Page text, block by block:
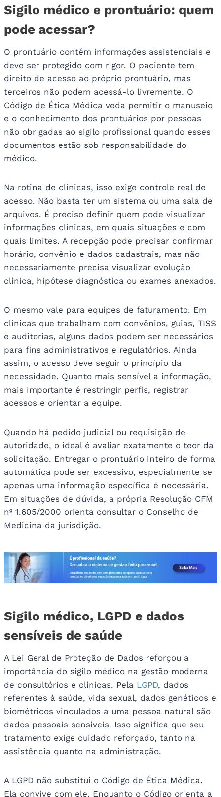
Sigilo médico e prontuário: quem
pode acessar?
O prontuário contém informações assistenciais e
deve ser protegido com rigor. O paciente tem
direito de acesso ao próprio prontuário, mas
terceiros não podem acessá-lo livremente. O
Código de Ética Médica veda permitir o manuseio
e o conhecimento dos prontuários por pessoas
não obrigadas ao sigilo profissional quando esses
documentos estão sob responsabilidade do
médico.
Na rotina de clínicas, isso exige controle real de
acesso. Não basta ter um sistema ou uma sala de
arquivos. É preciso definir quem pode visualizar
informações clínicas, em quais situações e com
quais limites. A recepção pode precisar confirmar
horário, convênio e dados cadastrais, mas não
necessariamente precisa visualizar evolução
clínica, hipótese diagnóstica ou exames anexados.
O mesmo vale para equipes de faturamento. Em
clínicas que trabalham com convênios, guias, TISS
e auditorias, alguns dados podem ser necessários
para fins administrativos e regulatórios. Ainda
assim, o acesso deve seguir o princípio da
necessidade. Quanto mais sensível a informação,
mais importante é restringir perfis, registrar
acessos e orientar a equipe.
Quando há pedido judicial ou requisição de
autoridade, o ideal é avaliar exatamente o teor da
solicitação. Entregar o prontuário inteiro de forma
automática pode ser excessivo, especialmente se
apenas uma informação específica é necessária.
Em situações de dúvida, a própria Resolução CFM
nº 1.605/2000 orienta consultar o Conselho de
Medicina da jurisdição.
Sigilo médico, LGPD e dados
sensíveis de saúde
A Lei Geral de Proteção de Dados reforçou a
importância do sigilo médico na gestão moderna
de consultórios e clínicas. Pela LGPD, dados
referentes à saúde, vida sexual, dados genéticos e
biométricos vinculados a uma pessoa natural são
dados pessoais sensíveis. Isso significa que seu
tratamento exige cuidado reforçado, tanto na
assistência quanto na administração.
A LGPD não substitui o Código de Ética Médica.
Ela convive com ele. Enquanto o Código orienta a